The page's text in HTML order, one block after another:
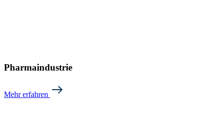
Pharmaindustrie
Mehr erfahren